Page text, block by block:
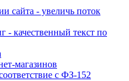
сайта - увеличь поток
- качественный текст по
магазинов
с ФЗ-152